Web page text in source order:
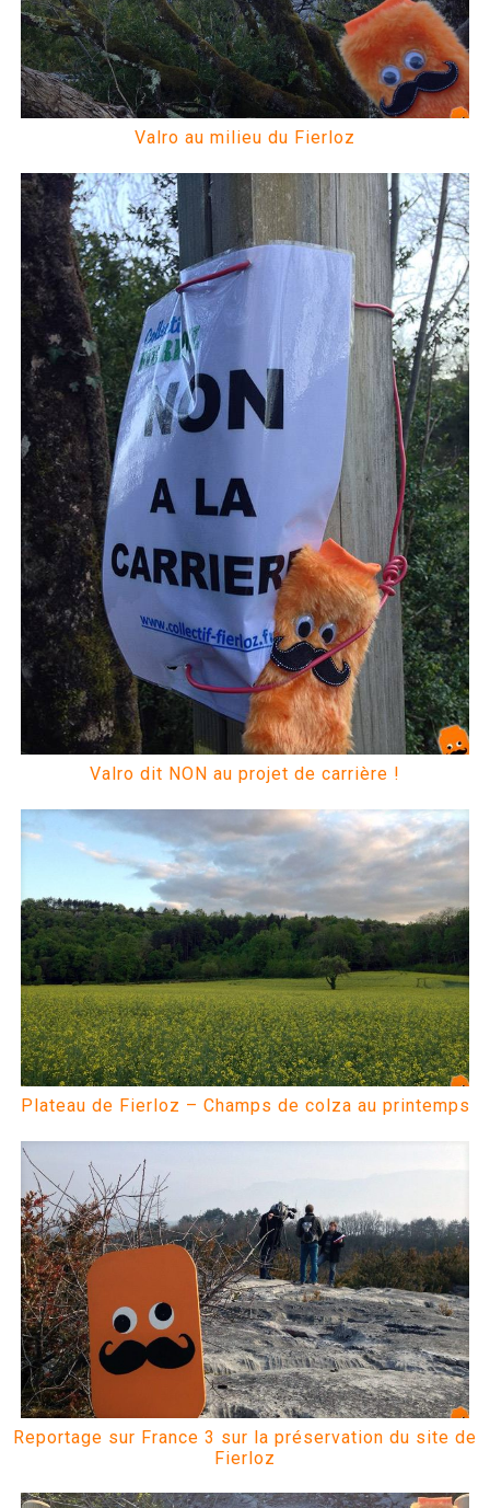
Valro au milieu du Fierloz
Valro dit NON au projet de carrière !
Plateau de Fierloz – Champs de colza au printemps
Reportage sur France 3 sur la préservation du site de
Fierloz